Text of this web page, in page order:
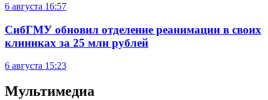
6 августа 16:57
СибГМУ обновил отделение реанимации в своих
клиниках за 25 млн рублей
6 августа 15:23
Мультимедиа